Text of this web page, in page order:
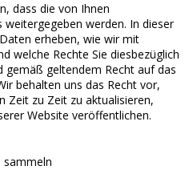
dass die von Ihnen
werden. In dieser
erheben, wie wir mit
welche Rechte Sie diesbezüglich
gemäß geltendem Recht auf das
behalten uns das Recht vor,
Zeit zu Zeit zu aktualisieren,
Website veröffentlichen.
sammeln